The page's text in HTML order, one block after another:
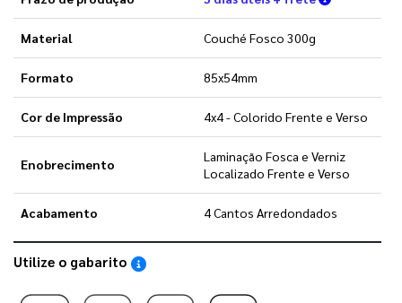
Material Couché Fosco 300g
Formato 85x54mm
Cor de Impressão 4x4 - Colorido Frente e Verso
Enobrecimento
Laminação Fosca e Verniz
Localizado Frente e Verso
Acabamento 4 Cantos Arredondados
Utilize o gabarito Saiba como utilizar os nossos gabaritos